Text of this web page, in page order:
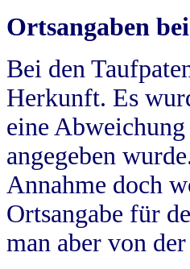
Ortsangaben
Bei den
Herkunft. Es
eine
angegeben
Annahme doch
Ortsangabe für
man aber von